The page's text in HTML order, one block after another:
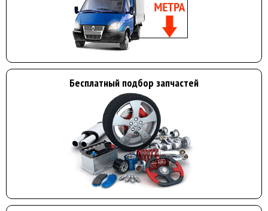
Бесплатный подбор запчастей